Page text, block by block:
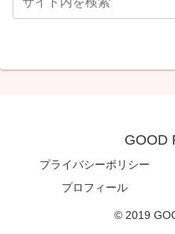
GOOD
プライバシーポリシー
プロフィール
© 2019